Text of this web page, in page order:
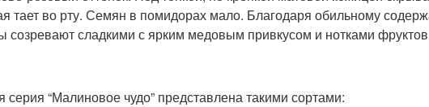
тает во рту. Семян в помидорах мало. Благодаря обильному
созревают сладкими с ярким медовым привкусом и нотками
серия “Малиновое чудо” представлена такими сортами: